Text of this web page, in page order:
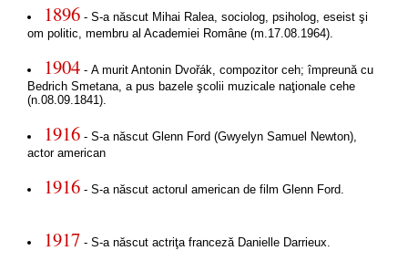
1896- S-a născut Mihai Ralea, sociolog, psiholog, eseist şi
om politic, membru al Academiei Române (m.17.08.1964).
1904- A murit Antonin Dvořák, compozitor ceh; împreună cu
Bedrich Smetana, a pus bazele şcolii muzicale naţionale cehe
(n.08.09.1841).
1916- S-a născut Glenn Ford (Gwyelyn Samuel Newton),
actor american
1916- S-a născut actorul american de film Glenn Ford.
1917 - S-a născut actriţa franceză Danielle Darrieux.